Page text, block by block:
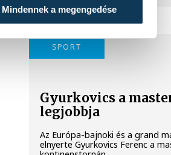
Mindennek a megengedése
SPORT
Gyurkovics a
legjobbja
Az Európa-bajnoki és a grand
elnyerte Gyurkovics Ferenc a